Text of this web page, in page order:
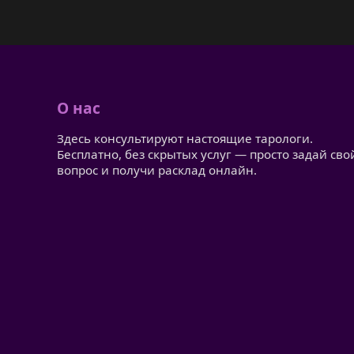
О нас
Здесь консультируют настоящие тарологи.
Бесплатно, без скрытых услуг — просто задай
вопрос и получи расклад онлайн.